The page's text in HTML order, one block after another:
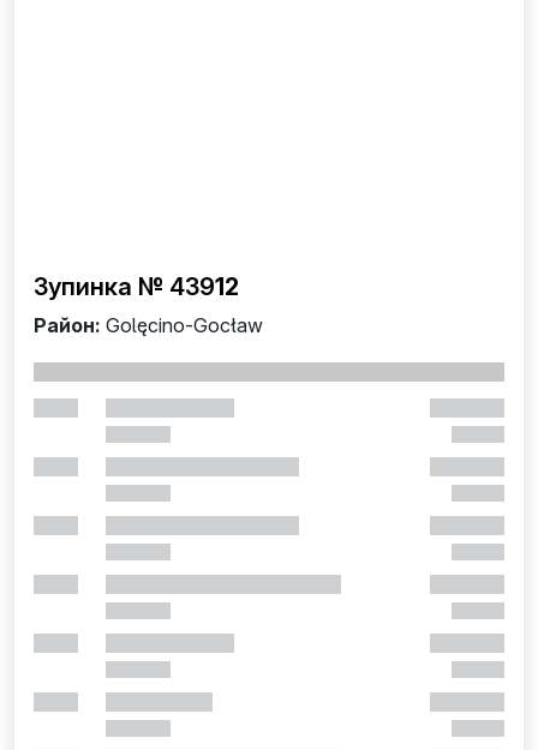
Зупинка № 43912
Район: Golęcino-Gocław